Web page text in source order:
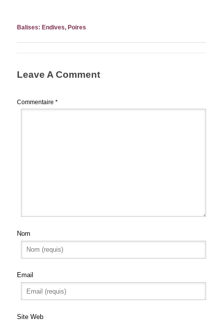
Balises: Endives, Poires
Leave A Comment
Commentaire *
Nom
Email
Site Web